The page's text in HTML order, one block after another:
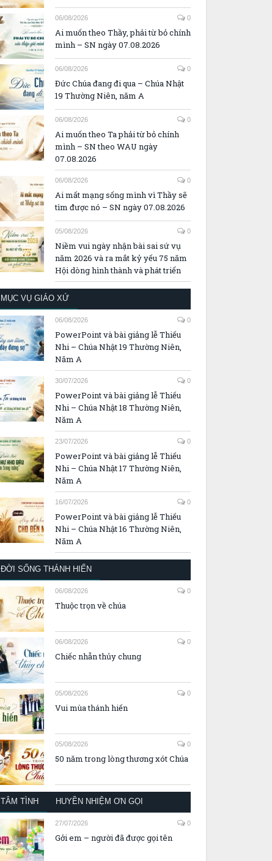
06/08/2026 0
Ai muốn theo Thầy, phải từ bỏ chính
mình – SN ngày 07.08.2026
06/08/2026 0
Đức Chúa đang đi qua – Chúa Nhật
19 Thường Niên, năm A
06/08/2026 0
Ai muốn theo Ta phải từ bỏ chính
mình – SN theo WAU ngày
07.08.2026
06/08/2026 0
Ai mất mạng sống mình vì Thầy sẽ
tìm được nó – SN ngày 07.08.2026
05/08/2026 0
Niềm vui ngày nhận bài sai sứ vụ
năm 2026 và ra mắt kỷ yếu 75 năm
Hội dòng hình thành và phát triển
MỤC VỤ GIÁO XỨ
06/08/2026 0
PowerPoint và bài giảng lễ Thiếu
Nhi – Chúa Nhật 19 Thường Niên,
Năm A
30/07/2026 0
PowerPoint và bài giảng lễ Thiếu
Nhi – Chúa Nhật 18 Thường Niên,
Năm A
23/07/2026 0
PowerPoint và bài giảng lễ Thiếu
Nhi – Chúa Nhật 17 Thường Niên,
Năm A
16/07/2026 0
PowerPoint và bài giảng lễ Thiếu
Nhi – Chúa Nhật 16 Thường Niên,
Năm A
ĐỜI SỐNG THÁNH HIẾN
06/08/2026 0
Thuộc trọn về chúa
06/08/2026 0
Chiếc nhẫn thủy chung
05/08/2026 0
Vui mùa thánh hiến
05/08/2026 0
50 năm trong lòng thương xót Chúa
TÂM TÌNH HUYỀN NHIỆM ƠN GỌI
27/07/2026 0
Gởi em – người đã được gọi tên